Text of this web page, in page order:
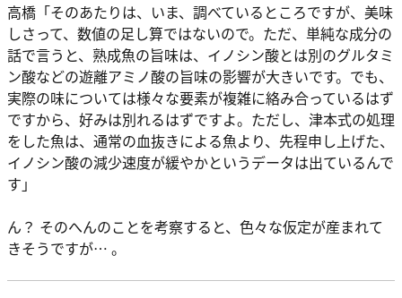
高橋「そのあたりは、いま、調べているところですが、美味
しさって、数値の足し算ではないので。ただ、単純な成分の
話で言うと、熟成魚の旨味は、イノシン酸とは別のグルタミ
ン酸などの遊離アミノ酸の旨味の影響が大きいです。でも、
実際の味については様々な要素が複雑に絡み合っているはず
ですから、好みは別れるはずですよ。ただし、津本式の処理
をした魚は、通常の血抜きによる魚より、先程申し上げた、
イノシン酸の減少速度が緩やかというデータは出ているんで
す」
ん？ そのへんのことを考察すると、色々な仮定が産まれて
きそうですが… 。